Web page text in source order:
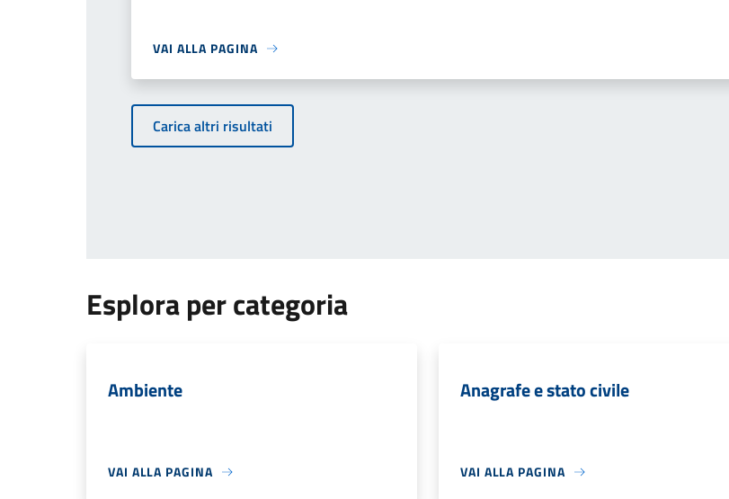
VAI ALLA PAGINA
Carica altri risultati
Esplora per categoria
Ambiente
VAI ALLA PAGINA
Anagrafe e stato civile
VAI ALLA PAGINA